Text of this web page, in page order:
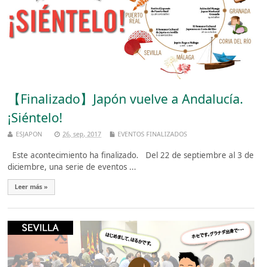
【Finalizado】Japón vuelve a Andalucía.
¡Siéntelo!
ESJAPON 26, sep, 2017 EVENTOS FINALIZADOS
Este acontecimiento ha finalizado. Del 22 de septiembre al 3 de
diciembre, una serie de eventos ...
Leer más »